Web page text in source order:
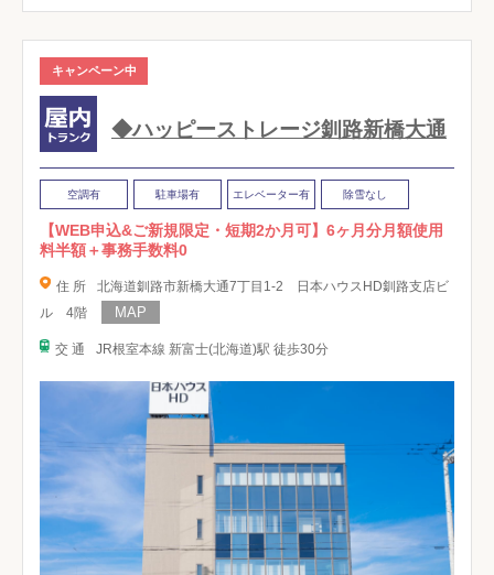
キャンペーン中
◆ハッピーストレージ釧路新橋大通
空調有 駐車場有 エレベーター有 除雪なし
【WEB申込&ご新規限定・短期2か月可】6ヶ月分月額使用
料半額＋事務手数料0
住 所
北海道釧路市新橋大通7丁目1-2 日本ハウスHD釧路支店ビ
ル 4階
交 通 JR根室本線 新富士(北海道)駅 徒歩30分